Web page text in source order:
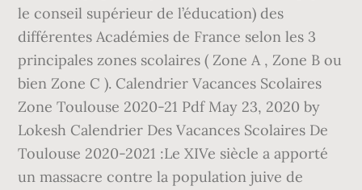
le conseil supérieur de l’éducation) des
différentes Académies de France selon les 3
principales zones scolaires ( Zone A , Zone B ou
bien Zone C ). Calendrier Vacances Scolaires
Zone Toulouse 2020-21 Pdf May 23, 2020 by
Lokesh Calendrier Des Vacances Scolaires De
Toulouse 2020-2021 :Le XIVe siècle a apporté
un massacre contre la population juive de